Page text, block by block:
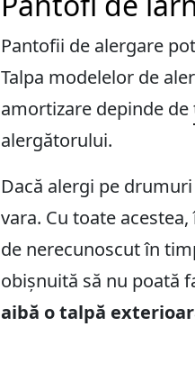
Pantofii de alergare
Talpa modelelor de
amortizare depinde de
alergătorului.
Dacă alergi pe
vara. Cu toate
de nerecunoscut în
obișnuită să nu poată
aibă o talpă